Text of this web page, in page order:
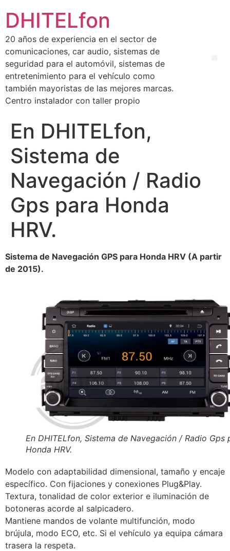
DHITELfon
20 años de experiencia en el sector de
comunicaciones, car audio, sistemas de
seguridad para el automóvil, sistemas de
entretenimiento para el vehículo como
también mayoristas de las mejores marcas.
Centro instalador con taller propio
En DHITELfon,
Sistema de
Navegación / Radio
Gps para Honda
HRV.
Sistema de Navegación GPS para Honda HRV (A partir
de 2015).
En DHITELfon, Sistema de Navegación / Radio Gps
Honda HRV.
Modelo con adaptabilidad dimensional, tamaño y encaje
específico. Con fijaciones y conexiones Plug&Play.
Textura, tonalidad de color exterior e iluminación de
botoneras acorde al salpicadero.
Mantiene mandos de volante multifunción, modo
brújula, modo ECO, etc. Si el vehículo ya equipa cámara
trasera la respeta.